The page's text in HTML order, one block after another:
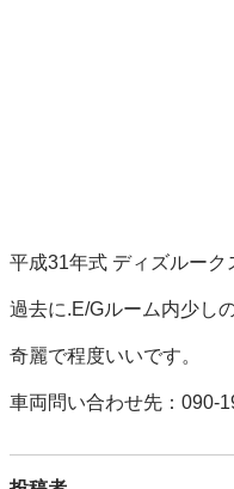
平成31年式 ディズルーク
過去に.E/Gルーム内少し
奇麗で程度いいです。
車両問い合わせ先：090-